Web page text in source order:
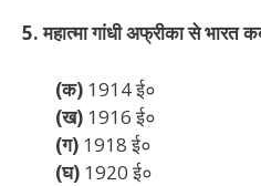
5. महात्मा गांधी अफ्रीका से भारत
(क) 1914 ई०
(ख) 1916 ई०
(ग) 1918 ई०
(घ) 1920 ई०